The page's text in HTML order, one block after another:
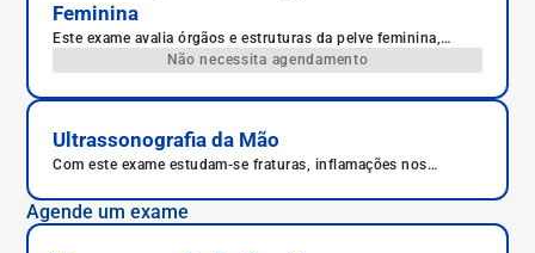
Feminina
Este exame avalia órgãos e estruturas da pelve feminina,
útero, ovários, bexiga, reto e ânus, além de outras estruturas.
Não necessita agendamento
Ultrassonografia da Mão
Com este exame estudam-se fraturas, inflamações nos
cistos ganglionares, a síndrome do túnel do carpo, a artrite e
a artrose.
Agende um exame